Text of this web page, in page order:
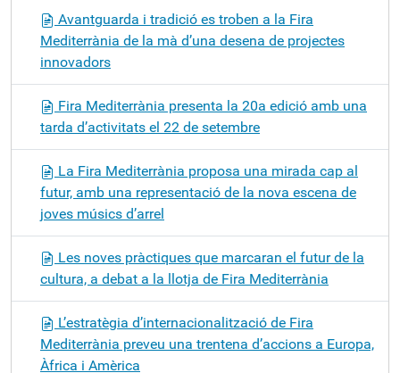
Avantguarda i tradició es troben a la Fira
Mediterrània de la mà d’una desena de projectes
innovadors
Fira Mediterrània presenta la 20a edició amb una
tarda d’activitats el 22 de setembre
La Fira Mediterrània proposa una mirada cap al
futur, amb una representació de la nova escena de
joves músics d’arrel
Les noves pràctiques que marcaran el futur de la
cultura, a debat a la llotja de Fira Mediterrània
L’estratègia d’internacionalització de Fira
Mediterrània preveu una trentena d’accions a Europa,
Àfrica i Amèrica